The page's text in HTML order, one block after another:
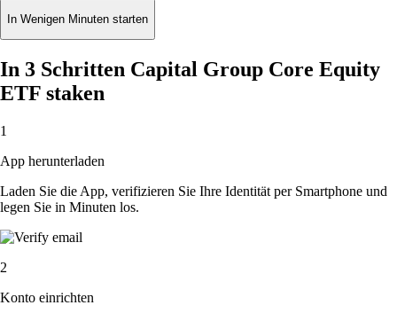
In Wenigen Minuten starten
In 3 Schritten Capital Group Core Equity
ETF staken
1
App herunterladen
Laden Sie die App, verifizieren Sie Ihre Identität per Smartphone und
legen Sie in Minuten los.
2
Konto einrichten